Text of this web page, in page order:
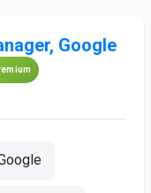
Google